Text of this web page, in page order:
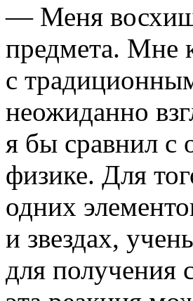
— Меня
предмета. Мне
с
неожиданно
я бы сравнил с
физике. Для
одних
и звездах,
для получения